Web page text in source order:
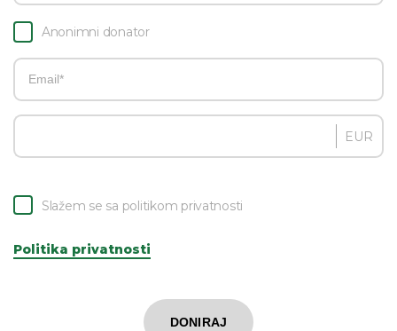
Anonimni donator
EUR
Slažem se sa politikom privatnosti
Politika privatnosti
DONIRAJ